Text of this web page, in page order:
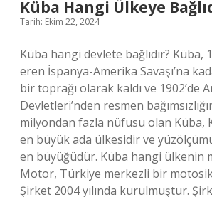
Küba Hangi Ülkeye
Tarih: Ekim 22, 2024
Küba hangi devlete bağlıdır? Küba,
eren İspanya-Amerika Savaşı’na
bir toprağı olarak kaldı ve 1902’de
Devletleri’nden resmen
milyondan fazla nüfusu olan Küba,
en büyük ada ülkesidir ve
en büyüğüdür. Küba hangi ülkenin
Motor, Türkiye merkezli bir
Şirket 2004 yılında kurulmuştur.